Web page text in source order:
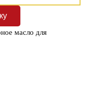
масло для